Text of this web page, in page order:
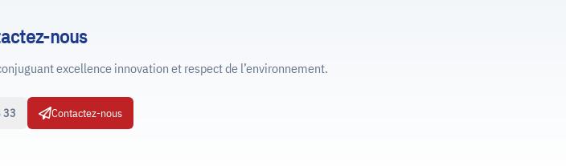
nous
excellence innovation et respect de l’environnement.
33 Contactez-nous